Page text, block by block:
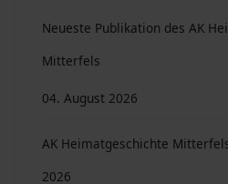
Neueste Publikation des AK
Mitterfels
04. August 2026
AK Heimatgeschichte
2026